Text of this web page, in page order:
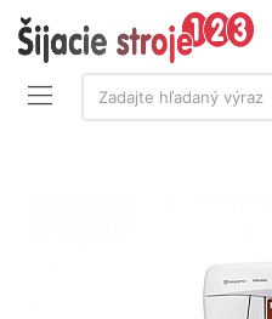
Vyhľadávanie:
Zadajte hľadaný výraz